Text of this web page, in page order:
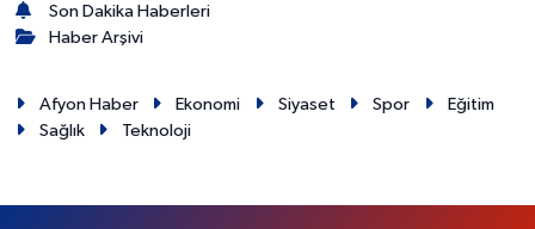
Son Dakika Haberleri
Haber Arşivi
Afyon Haber Ekonomi Siyaset Spor
Eğitim
Sağlık
Teknoloji